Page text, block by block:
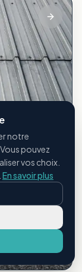
notre
pouvez
vos choix.
En savoir plus